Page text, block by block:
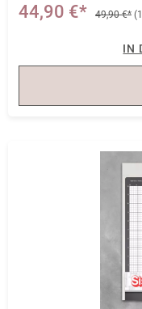
möglichst
verschiedene
44,90 €* 49,90 €*
IN